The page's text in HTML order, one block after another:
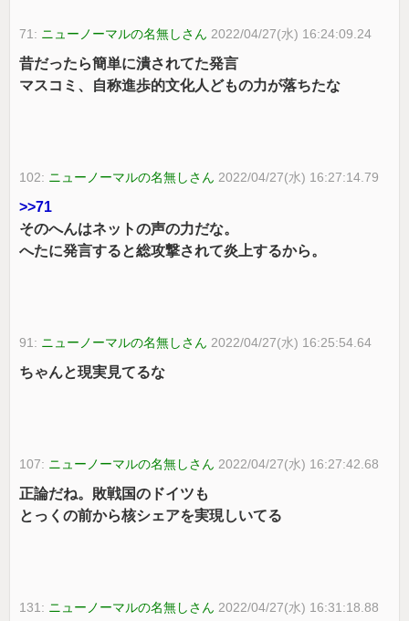
71: ニューノーマルの名無しさん 2022/04/27(水) 16:24:09.24
昔だったら簡単に潰されてた発言
マスコミ、自称進歩的文化人どもの力が落ちたな
102: ニューノーマルの名無しさん 2022/04/27(水) 16:27:14.79
>>71
そのへんはネットの声の力だな。
へたに発言すると総攻撃されて炎上するから。
91: ニューノーマルの名無しさん 2022/04/27(水) 16:25:54.64
ちゃんと現実見てるな
107: ニューノーマルの名無しさん 2022/04/27(水) 16:27:42.68
正論だね。敗戦国のドイツも
とっくの前から核シェアを実現しいてる
131: ニューノーマルの名無しさん 2022/04/27(水) 16:31:18.88